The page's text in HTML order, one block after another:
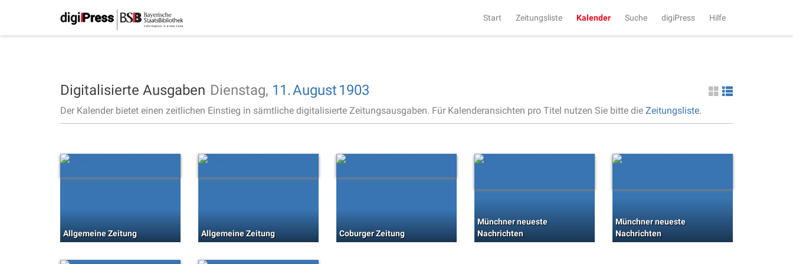
Start Zeitungsliste Kalender Suche digiPress Hilfe
Digitalisierte Ausgaben Dienstag, 11.August 1903
Der Kalender bietet einen zeitlichen Einstieg in sämtliche digitalisierte Zeitungsausgaben. Für Kalenderansichten pro Titel nutzen Sie bitte die Zeitungsliste.
Allgemeine Zeitung Allgemeine Zeitung Coburger Zeitung
Münchner neueste
Nachrichten
Münchner neueste
Nachrichten